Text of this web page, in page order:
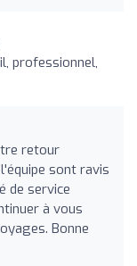
professionnel,
retour
sont ravis
de service
à vous
Bonne